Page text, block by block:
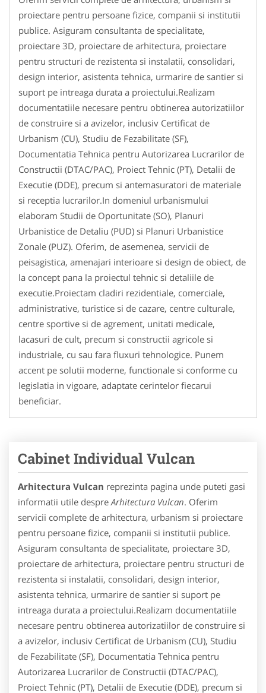
proiectare pentru persoane fizice, companii si institutii
publice. Asiguram consultanta de specialitate,
proiectare 3D, proiectare de arhitectura, proiectare
pentru structuri de rezistenta si instalatii, consolidari,
design interior, asistenta tehnica, urmarire de santier si
suport pe intreaga durata a proiectului.Realizam
documentatiile necesare pentru obtinerea autorizatiilor
de construire si a avizelor, inclusiv Certificat de
Urbanism (CU), Studiu de Fezabilitate (SF),
Documentatia Tehnica pentru Autorizarea Lucrarilor de
Constructii (DTAC/PAC), Proiect Tehnic (PT), Detalii de
Executie (DDE), precum si antemasuratori de materiale
si receptia lucrarilor.In domeniul urbanismului
elaboram Studii de Oportunitate (SO), Planuri
Urbanistice de Detaliu (PUD) si Planuri Urbanistice
Zonale (PUZ). Oferim, de asemenea, servicii de
peisagistica, amenajari interioare si design de obiect, de
la concept pana la proiectul tehnic si detaliile de
executie.Proiectam cladiri rezidentiale, comerciale,
administrative, turistice si de cazare, centre culturale,
centre sportive si de agrement, unitati medicale,
lacasuri de cult, precum si constructii agricole si
industriale, cu sau fara fluxuri tehnologice. Punem
accent pe solutii moderne, functionale si conforme cu
legislatia in vigoare, adaptate cerintelor fiecarui
beneficiar.
Cabinet Individual Vulcan
Arhitectura Vulcan reprezinta pagina unde puteti gasi
informatii utile despre Arhitectura Vulcan. Oferim
servicii complete de arhitectura, urbanism si proiectare
pentru persoane fizice, companii si institutii publice.
Asiguram consultanta de specialitate, proiectare 3D,
proiectare de arhitectura, proiectare pentru structuri de
rezistenta si instalatii, consolidari, design interior,
asistenta tehnica, urmarire de santier si suport pe
intreaga durata a proiectului.Realizam documentatiile
necesare pentru obtinerea autorizatiilor de construire si
a avizelor, inclusiv Certificat de Urbanism (CU), Studiu
de Fezabilitate (SF), Documentatia Tehnica pentru
Autorizarea Lucrarilor de Constructii (DTAC/PAC),
Proiect Tehnic (PT), Detalii de Executie (DDE), precum si